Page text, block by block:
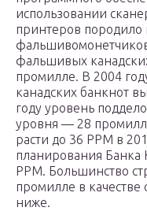
использовании
принтеров породило
фальшивых
промилле. В 2004
канадских банкнот
году уровень
уровня — 28
расти до 36 PPM в
планирования Банка
PPM. Большинство
промилле в качестве
ниже.